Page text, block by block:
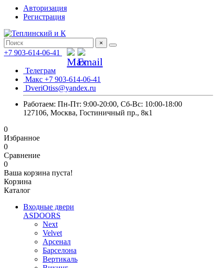
Авторизация
Регистрация
×
+7 903-614-06-41
Телеграм
Макс +7 903-614-06-41
DveriOtiss@yandex.ru
Работаем: Пн-Пт: 9:00-20:00, Сб-Вс: 10:00-18:00
127106, Москва, Гостиничный пр., 8к1
0
Избранное
0
Сравнение
0
Ваша корзина пуста!
Корзина
Каталог
Входные двери
ASDOORS
Next
Velvet
Арсенал
Барселона
Вертикаль